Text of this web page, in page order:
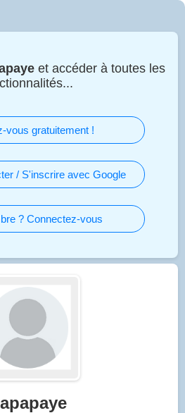
et accéder à toutes les
vous gratuitement !
/ S'inscrire avec Google
? Connectez-vous